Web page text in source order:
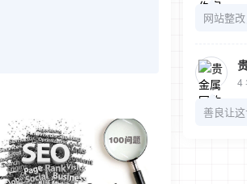
网站整
4
善良让